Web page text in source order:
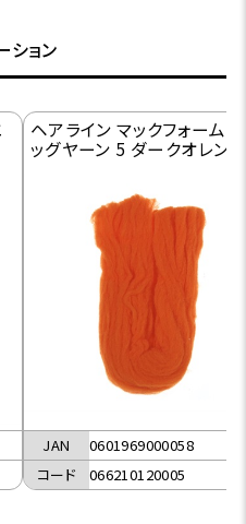
ション
ヘアライン マックフォームエ
ッグヤーン 5 ダークオレンジ
JAN
0601969000058
コード
066210120005